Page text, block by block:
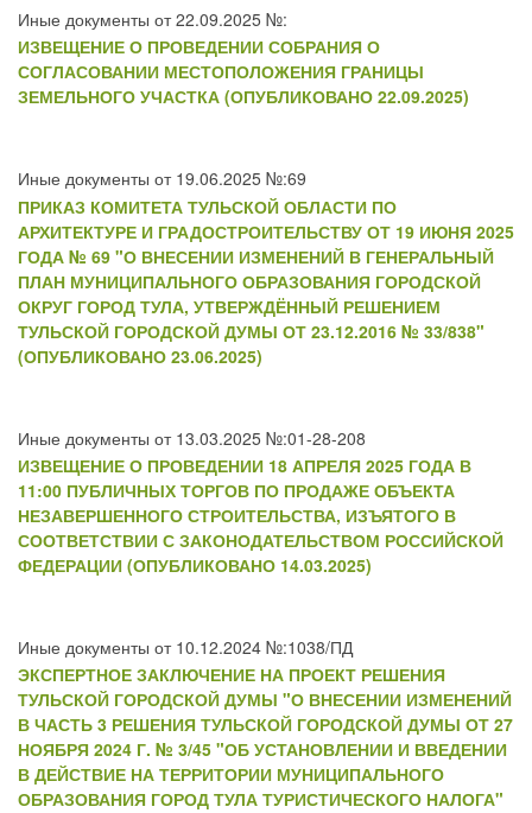
Иные документы от 22.09.2025 №:
ИЗВЕЩЕНИЕ О ПРОВЕДЕНИИ СОБРАНИЯ О
СОГЛАСОВАНИИ МЕСТОПОЛОЖЕНИЯ ГРАНИЦЫ
ЗЕМЕЛЬНОГО УЧАСТКА (ОПУБЛИКОВАНО 22.09.2025)
Иные документы от 19.06.2025 №:69
ПРИКАЗ КОМИТЕТА ТУЛЬСКОЙ ОБЛАСТИ ПО
АРХИТЕКТУРЕ И ГРАДОСТРОИТЕЛЬСТВУ ОТ 19 ИЮНЯ 2025
ГОДА № 69 "О ВНЕСЕНИИ ИЗМЕНЕНИЙ В ГЕНЕРАЛЬНЫЙ
ПЛАН МУНИЦИПАЛЬНОГО ОБРАЗОВАНИЯ ГОРОДСКОЙ
ОКРУГ ГОРОД ТУЛА, УТВЕРЖДЁННЫЙ РЕШЕНИЕМ
ТУЛЬСКОЙ ГОРОДСКОЙ ДУМЫ ОТ 23.12.2016 № 33/838"
(ОПУБЛИКОВАНО 23.06.2025)
Иные документы от 13.03.2025 №:01-28-208
ИЗВЕЩЕНИЕ О ПРОВЕДЕНИИ 18 АПРЕЛЯ 2025 ГОДА В
11:00 ПУБЛИЧНЫХ ТОРГОВ ПО ПРОДАЖЕ ОБЪЕКТА
НЕЗАВЕРШЕННОГО СТРОИТЕЛЬСТВА, ИЗЪЯТОГО В
СООТВЕТСТВИИ С ЗАКОНОДАТЕЛЬСТВОМ РОССИЙСКОЙ
ФЕДЕРАЦИИ (ОПУБЛИКОВАНО 14.03.2025)
Иные документы от 10.12.2024 №:1038/ПД
ЭКСПЕРТНОЕ ЗАКЛЮЧЕНИЕ НА ПРОЕКТ РЕШЕНИЯ
ТУЛЬСКОЙ ГОРОДСКОЙ ДУМЫ "О ВНЕСЕНИИ ИЗМЕНЕНИЙ
В ЧАСТЬ 3 РЕШЕНИЯ ТУЛЬСКОЙ ГОРОДСКОЙ ДУМЫ ОТ 27
НОЯБРЯ 2024 Г. № 3/45 "ОБ УСТАНОВЛЕНИИ И ВВЕДЕНИИ
В ДЕЙСТВИЕ НА ТЕРРИТОРИИ МУНИЦИПАЛЬНОГО
ОБРАЗОВАНИЯ ГОРОД ТУЛА ТУРИСТИЧЕСКОГО НАЛОГА"